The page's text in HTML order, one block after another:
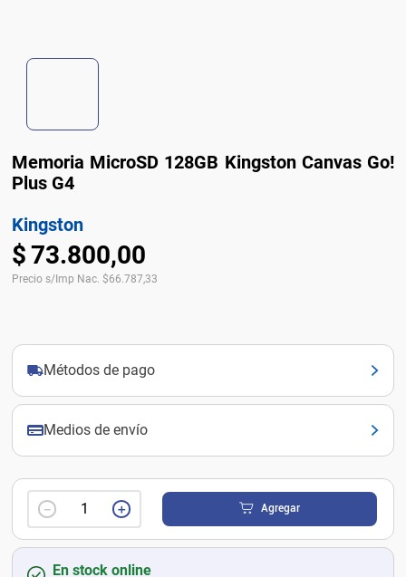
Memoria MicroSD 128GB Kingston Canvas Go!
Plus G4
Kingston
$73.800,00
Precio s/Imp Nac. $66.787,33
Métodos de pago
Medios de envío
＋
－ Agregar
En stock online